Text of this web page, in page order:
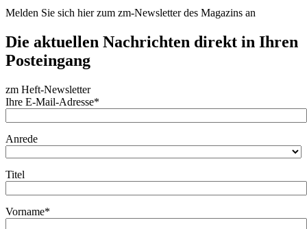
Melden Sie sich hier zum zm-Newsletter des Magazins an
Die aktuellen Nachrichten direkt in Ihren
Posteingang
zm Heft-Newsletter
Ihre E-Mail-Adresse*
Anrede
Titel
Vorname*